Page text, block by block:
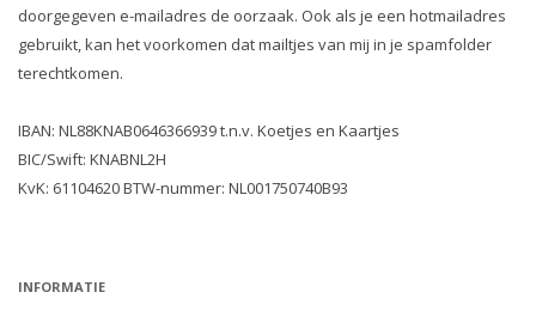
doorgegeven e-mailadres de oorzaak. Ook als je een hotmailadres
gebruikt, kan het voorkomen dat mailtjes van mij in je spamfolder
terechtkomen.
IBAN: NL88KNAB0646366939 t.n.v. Koetjes en Kaartjes
BIC/Swift: KNABNL2H
KvK: 61104620 BTW-nummer: NL001750740B93
INFORMATIE